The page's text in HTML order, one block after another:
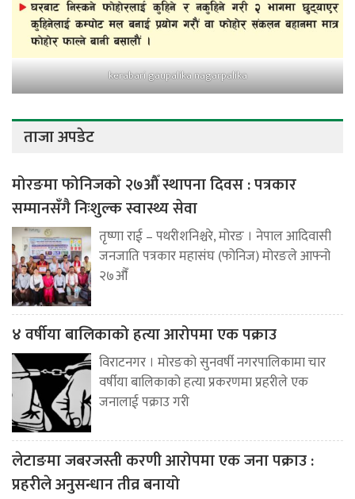
kerabari gaupalika nagarpalika
ताजा अपडेट
मोरङमा फोनिजको २७औँ स्थापना दिवस : पत्रकार
सम्मानसँगै निःशुल्क स्वास्थ्य सेवा
तृष्णा राई – पथरीशनिश्चरे, मोरङ । नेपाल आदिवासी
जनजाति पत्रकार महासंघ (फोनिज) मोरङले आफ्नो
२७औँ
४ वर्षीया बालिकाको हत्या आरोपमा एक पक्राउ
विराटनगर । मोरङको सुनवर्षी नगरपालिकामा चार
वर्षीया बालिकाको हत्या प्रकरणमा प्रहरीले एक
जनालाई पक्राउ गरी
लेटाङमा जबरजस्ती करणी आरोपमा एक जना पक्राउ :
प्रहरीले अनुसन्धान तीव्र बनायो